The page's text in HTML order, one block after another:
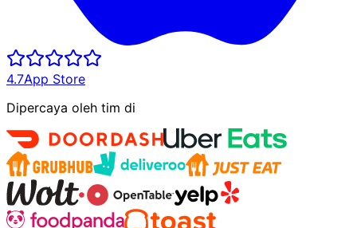
4.7App Store
Dipercaya oleh tim di